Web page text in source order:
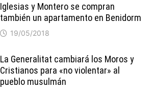
Iglesias y Montero se compran
también un apartamento en Benidorm
19/05/2018
La Generalitat cambiará los Moros y
Cristianos para «no violentar» al
pueblo musulmán